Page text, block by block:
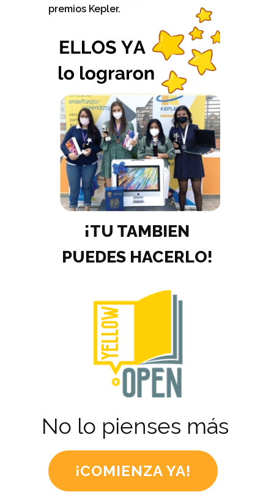
premios Kepler.
¡TU TAMBIEN
PUEDES HACERLO!
No lo pienses más
¡COMIENZA YA!